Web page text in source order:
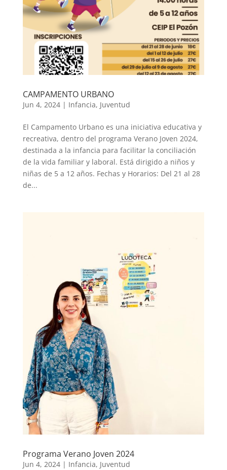
CAMPAMENTO URBANO
Jun 4, 2024| Infancia, Juventud
El Campamento Urbano es una iniciativa educativa y
recreativa, dentro del programa Verano Joven 2024,
destinada a la infancia para facilitar la conciliación
de la vida familiar y laboral. Está dirigido a niños y
niñas de 5 a 12 años. Fechas y Horarios: Del 21 al 28
de...
Programa Verano Joven 2024
Jun 4, 2024| Infancia, Juventud